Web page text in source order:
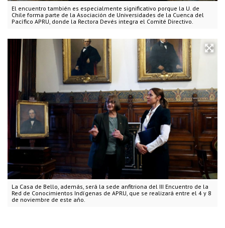
El encuentro también es especialmente significativo porque la U. de
Chile forma parte de la Asociación de Universidades de la Cuenca del
Pacífico APRU, donde la Rectora Devés integra el Comité Directivo.
La Casa de Bello, además, será la sede anfitriona del III Encuentro de la
Red de Conocimientos Indígenas de APRU, que se realizará entre el 4 y 8
de noviembre de este año.